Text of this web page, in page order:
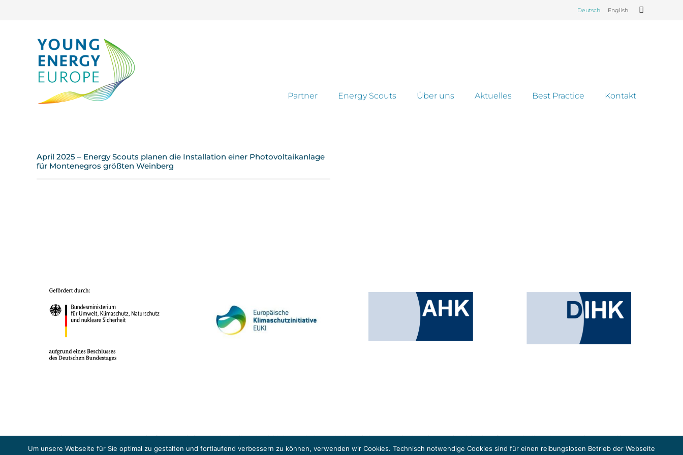
Deutsch English
Partner Energy Scouts Über uns Aktuelles Best Practice Kontakt
April 2025 – Energy Scouts planen die Installation einer Photovoltaikanlage
für Montenegros größten Weinberg
Das Projekt YOUNG ENERGY EUROPE wird gefördert durch die Europäische Klimaschutzinitiative (EUKI). Die EUKI ist ein Förderinstrument des deutschen Bundesministeriums für Umwelt, Klimaschutz, Naturschutz und nukleare
Abkommens voranzutreiben.
Um unsere Webseite für Sie optimal zu gestalten und fortlaufend verbessern zu können, verwenden wir Cookies. Technisch notwendige Cookies sind für einen reibungslosen Betrieb der Webseite